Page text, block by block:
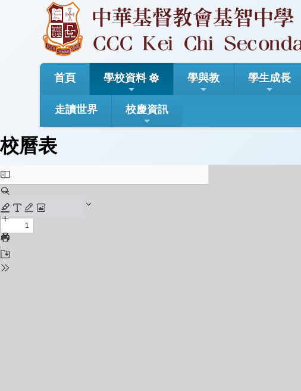
首頁 學校資料 學與教 學生成長
走讀世界 校慶資訊
校曆表